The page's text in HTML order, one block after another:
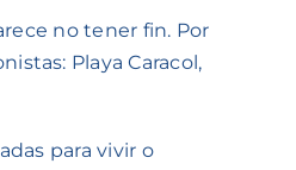
no tener fin. Por
Playa Caracol,
para vivir o